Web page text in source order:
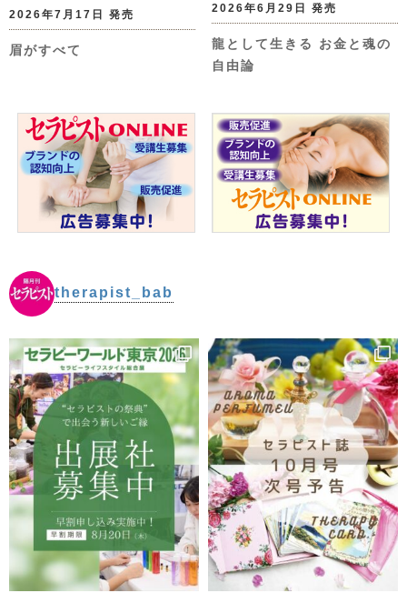
2026年7月17日 発売
眉がすべて
2026年6月29日 発売
龍として生きる お金と魂の
自由論
therapist_bab